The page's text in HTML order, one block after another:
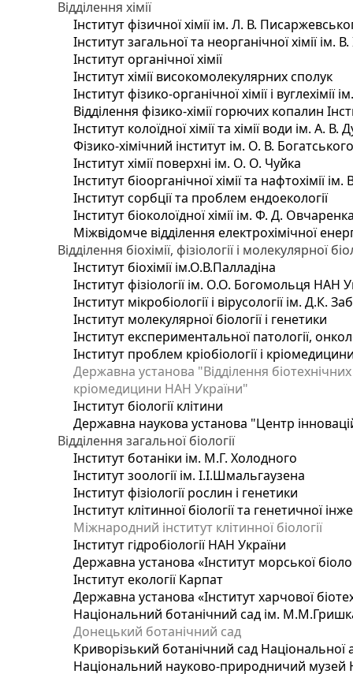
Відділення хімії
Інститут фізичної хімії ім. Л. В.
Інститут загальної та неорганічної хімії ім.
Інститут органічної хімії
Інститут хімії високомолекулярних сполук
Інститут фізико-органічної хімії і
Відділення фізико-хімії горючих копалин
Інститут колоїдної хімії та хімії води ім. А.
Фізико-хімічний інститут ім. О. В.
Інститут хімії поверхні ім. О. О. Чуйка
Інститут біоорганічної хімії та нафтохімії
Інститут сорбції та проблем ендоекології
Інститут біоколоїдної хімії ім. Ф. Д.
Міжвідомче відділення електрохімічної
Відділення біохімії, фізіології і молекулярної
Інститут біохімії ім.О.В.Палладіна
Інститут фізіології ім. О.О. Богомольця НАН
Інститут мікробіології і вірусології ім. Д.К.
Інститут молекулярної біології і генетики
Інститут експериментальної патології,
Інститут проблем кріобіології і
Державна установа "Відділення
кріомедицини НАН України"
Інститут біології клітини
Державна наукова установа "Центр
Відділення загальної біології
Інститут ботаніки ім. М.Г. Холодного
Інститут зоології ім. І.І.Шмальгаузена
Інститут фізіології рослин і генетики
Інститут клітинної біології та генетичної
Міжнародний інститут клітинної біології
Інститут гідробіології НАН України
Державна установа «Інститут морської
Інститут екології Карпат
Державна установа «Інститут харчової
Національний ботанічний сад ім.
Донецький ботанічний сад
Криворізький ботанічний сад Національної
Національний науково-природничий музей